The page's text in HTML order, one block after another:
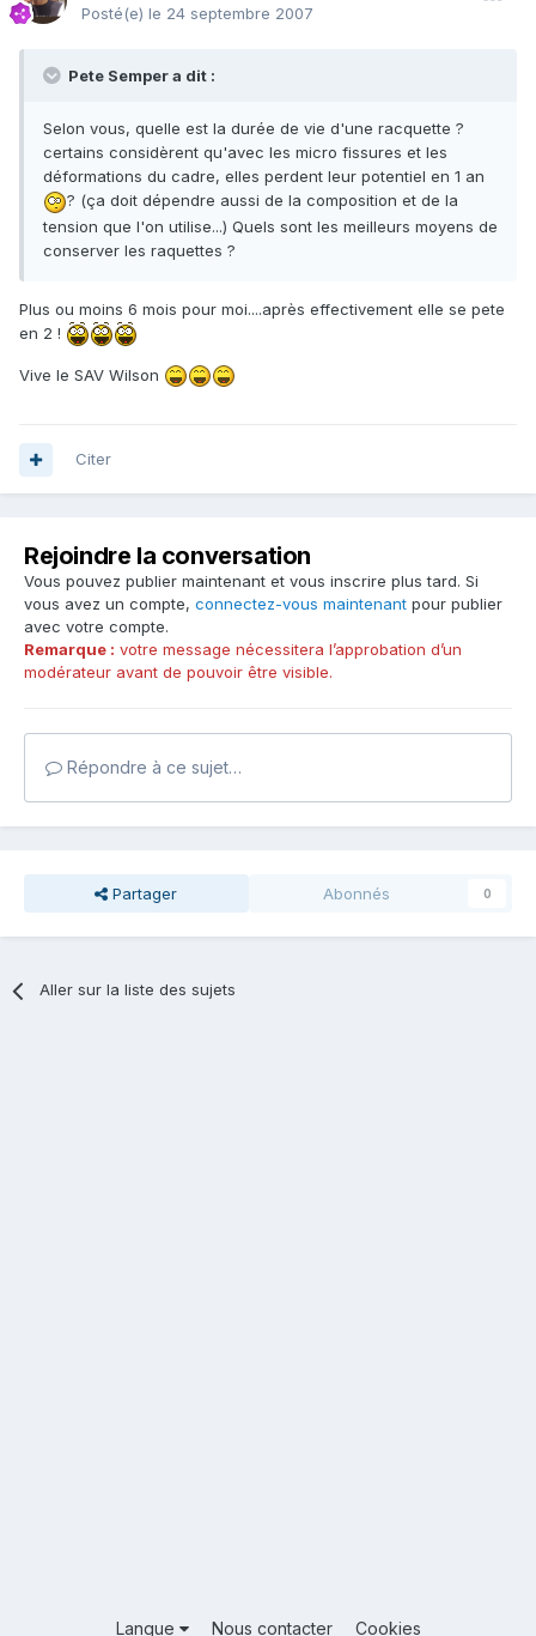
Posté(e) le 24 septembre 2007
Pete Semper a dit :
Selon vous, quelle est la durée de vie d'une racquette ?
certains considèrent qu'avec les micro fissures et les
déformations du cadre, elles perdent leur potentiel en 1 an
? (ça doit dépendre aussi de la composition et de la
tension que l'on utilise...) Quels sont les meilleurs moyens de
conserver les raquettes ?
Plus ou moins 6 mois pour moi....après effectivement elle se pete
en 2 !
Vive le SAV Wilson
Citer
Rejoindre la conversation
Vous pouvez publier maintenant et vous inscrire plus tard. Si
vous avez un compte, connectez-vous maintenant pour publier
avec votre compte.
Remarque : votre message nécessitera l’approbation d’un
modérateur avant de pouvoir être visible.
Répondre à ce sujet…
Partager Abonnés 0
Aller sur la liste des sujets
Langue Nous contacter Cookies